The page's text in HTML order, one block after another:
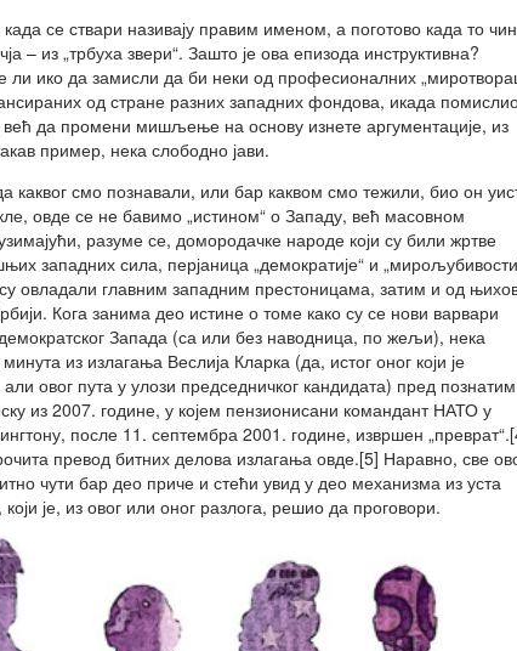
се ствари називају правим именом, а поготово када то
– из „трбуха звери“. Зашто је ова епизода инструктивна?
ико да замисли да би неки од професионалних
од стране разних западних фондова, икада
да промени мишљење на основу изнете аргументације, из
пример, нека слободно јави.
каквог смо познавали, или бар каквом смо тежили, био он
овде се не бавимо „истином“ о Западу, већ масовном
разуме се, домородачке народе који су били жртве
западних сила, перјаница „демократије“ и
овладали главним западним престоницама, затим и од
Кога занима део истине о томе како су се нови варвари
Запада (са или без наводница, по жељи), нека
из излагања Веслија Кларка (да, истог оног који је
овог пута у улози председничког кандидата) пред познатим
из 2007. године, у којем пензионисани командант НАТО у
после 11. септембра 2001. године, извршен
превод битних делова излагања овде.[5] Наравно, све
чути бар део приче и стећи увид у део механизма из уста
је, из овог или оног разлога, решио да проговори.